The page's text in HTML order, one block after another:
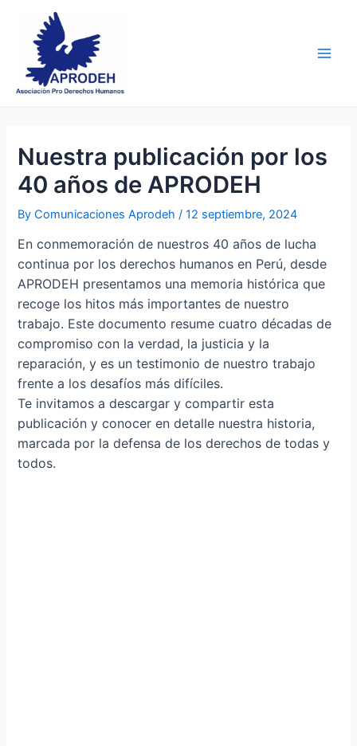
content
Nuestra publicación por los
40 años de APRODEH
ByComunicaciones Aprodeh/12 septiembre, 2024
En conmemoración de nuestros 40 años de lucha
continua por los derechos humanos en Perú, desde
APRODEH presentamos una memoria histórica que
recoge los hitos más importantes de nuestro
trabajo. Este documento resume cuatro décadas de
compromiso con la verdad, la justicia y la
reparación, y es un testimonio de nuestro trabajo
frente a los desafíos más difíciles.
Te invitamos a descargar y compartir esta
publicación y conocer en detalle nuestra historia,
marcada por la defensa de los derechos de todas y
todos.
navigation